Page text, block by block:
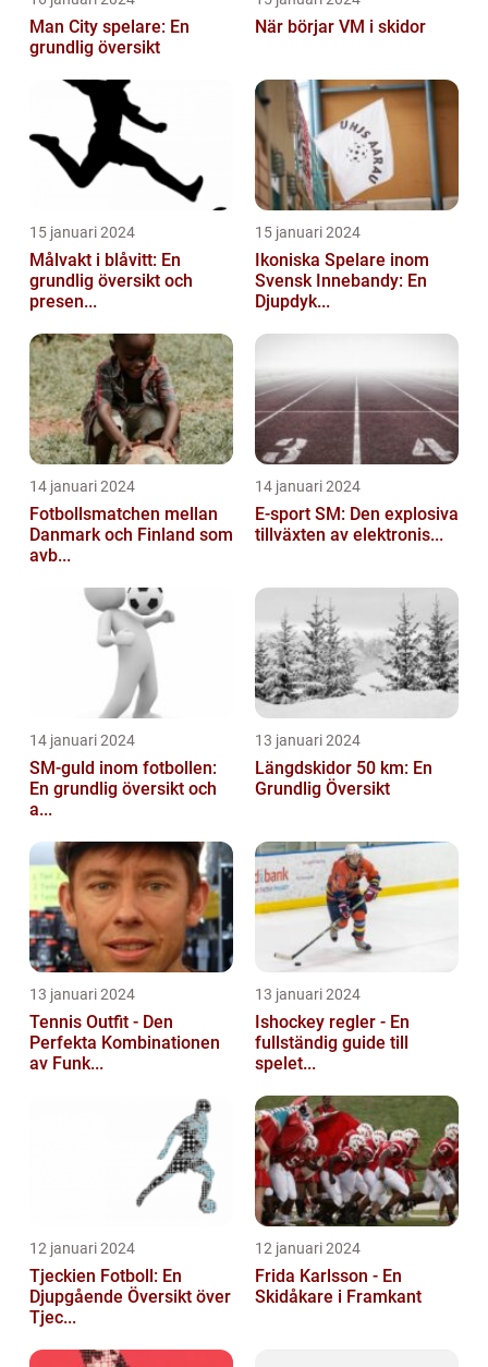
Man City spelare: En
grundlig översikt
När börjar VM i skidor
15 januari 2024
Målvakt i blåvitt: En
grundlig översikt och
presen...
15 januari 2024
Ikoniska Spelare inom
Svensk Innebandy: En
Djupdyk...
14 januari 2024
Fotbollsmatchen mellan
Danmark och Finland som
avb...
14 januari 2024
E-sport SM: Den explosiva
tillväxten av elektronis...
14 januari 2024
SM-guld inom fotbollen:
En grundlig översikt och
a...
13 januari 2024
Längdskidor 50 km: En
Grundlig Översikt
13 januari 2024
Tennis Outfit - Den
Perfekta Kombinationen
av Funk...
13 januari 2024
Ishockey regler - En
fullständig guide till
spelet...
12 januari 2024
Tjeckien Fotboll: En
Djupgående Översikt över
Tjec...
12 januari 2024
Frida Karlsson - En
Skidåkare i Framkant